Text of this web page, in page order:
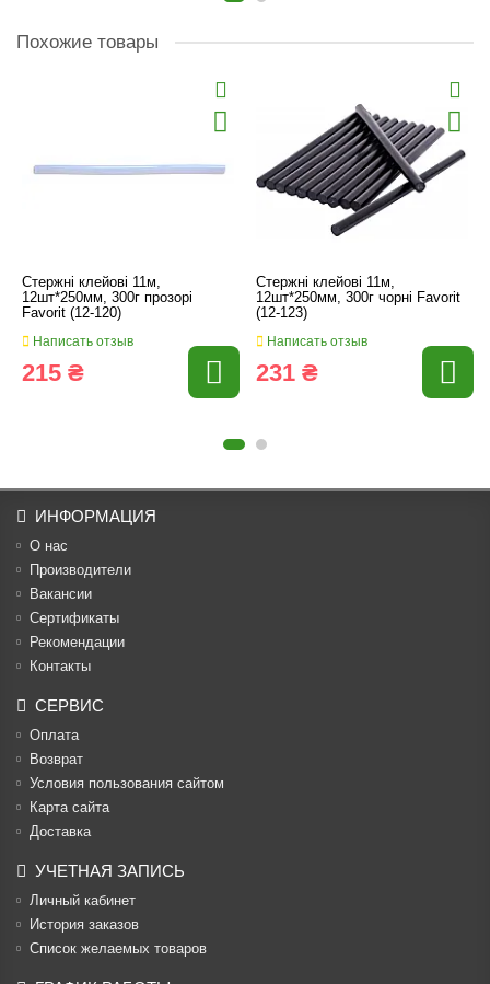
Похожие товары
Стержні клейові 11м,
12шт*250мм, 300г прозорі
Favorit (12-120)
Написать отзыв
215 ₴
Стержні клейові 11м,
12шт*250мм, 300г чорні Favorit
(12-123)
Написать отзыв
231 ₴
ИНФОРМАЦИЯ
О нас
Производители
Вакансии
Cертификаты
Рекомендации
Контакты
СЕРВИС
Оплата
Возврат
Условия пользования сайтом
Карта сайта
Доставка
УЧЕТНАЯ ЗАПИСЬ
Личный кабинет
История заказов
Список желаемых товаров